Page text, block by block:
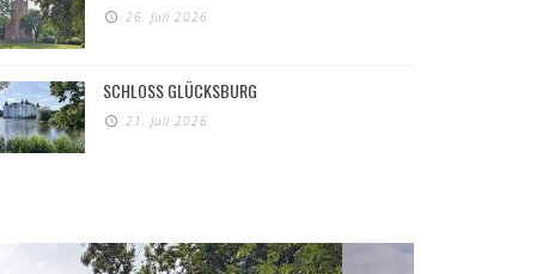
26. Juli 2026
SCHLOSS GLÜCKSBURG
21. Juli 2026